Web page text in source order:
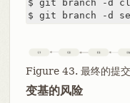
$ git branch -d
$ git branch -d
Figure 43. 最终的提
变基的风险